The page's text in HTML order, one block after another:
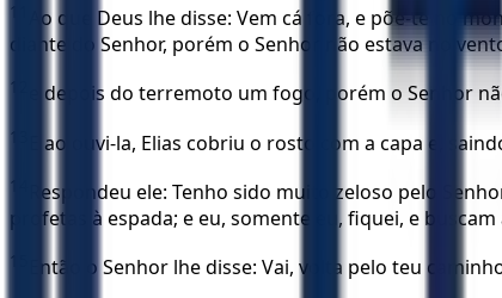
11
Ao que Deus lhe disse: Vem cá fora, e põe-te no
diante do Senhor, porém o Senhor não estava no
12 e depois do terremoto um fogo, porém o Senhor
13 E ao ouvi-la, Elias cobriu o rosto com a capa e,
14
Respondeu ele: Tenho sido muito zeloso pelo
profetas à espada; e eu, somente eu, fiquei, e buscam
15 Então o Senhor lhe disse: Vai, volta pelo teu